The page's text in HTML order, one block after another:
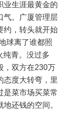
业生涯最黄金的
气。广厦管理层
约，转头就开始
球离了谁都照
纯青。没过多
，双方在230万
态度大转弯，里
是菜市场买菜常
还钱的空间。